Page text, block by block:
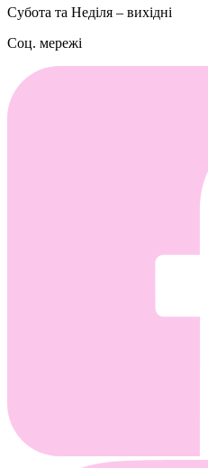
Субота та Неділя – вихідні
Соц. мережі